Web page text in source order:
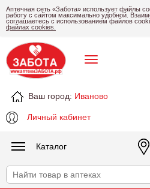
Аптечная сеть «Забота» использует файлы
работу с сайтом максимально удобной.
соглашаетесь с использованием файлов
файлах cookies.
Ваш город: Иваново
Личный кабинет
Каталог